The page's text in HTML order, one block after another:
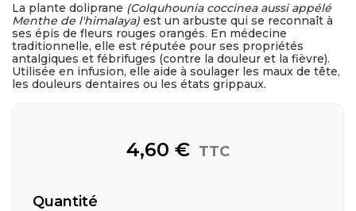
La plante doliprane (Colquhounia coccinea aussi appélé
Menthe de l'himalaya) est un arbuste qui se reconnaît à
ses épis de fleurs rouges orangés. En médecine
traditionnelle, elle est réputée pour ses propriétés
antalgiques et fébrifuges (contre la douleur et la fièvre).
Utilisée en infusion, elle aide à soulager les maux de tête,
les douleurs dentaires ou les états grippaux.
4,60 € TTC
Quantité